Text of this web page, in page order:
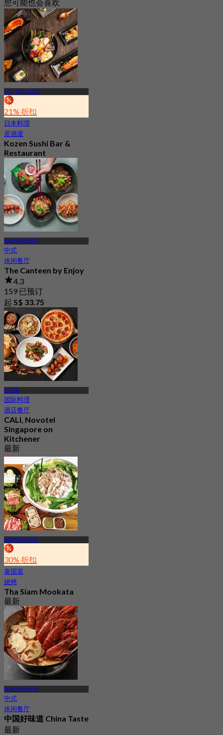
您可能也会喜欢
MRT花拉公园站
21% 折扣
日本料理
居酒屋
Kozen Sushi Bar &
Restaurant
最新
4.7
起S$ 112.7
地铁明地迷亚站
中式
休闲餐厅
The Canteen by Enjoy
4.3
159 已预订
起 S$ 33.75
小印度
国际料理
酒店餐厅
CALI, Novotel
Singapore on
Kitchener
最新
4.8
起S$ 41.66
地铁明地迷亚站
30% 折扣
泰国菜
烧烤
Tha Siam Mookata
最新
4.9
起 S$ 18.33
地铁明地迷亚站
中式
休闲餐厅
中国好味道 China Taste
最新